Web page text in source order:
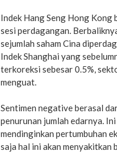
Indek Hang Seng Hong
sesi perdagangan.
sejumlah saham Cina
Indek Shanghai yang
terkoreksi sebesar 0.5%,
menguat.
Sentimen negative berasal
penurunan jumlah edarnya.
mendinginkan pertumbuhan
saja hal ini akan menyakitkan